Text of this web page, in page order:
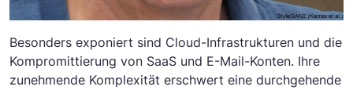
Besonders exponiert sind Cloud-Infrastrukturen und die
Kompromittierung von SaaS und E-Mail-Konten. Ihre
zunehmende Komplexität erschwert eine durchgehende